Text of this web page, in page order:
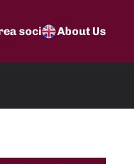
soci About Us